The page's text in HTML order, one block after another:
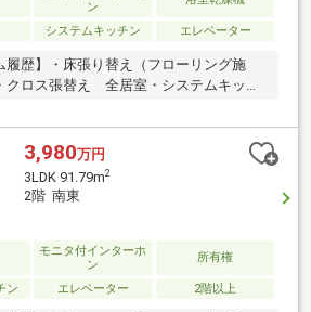
ン
システムキッチン エレベーター
履歴】・床張り替え（フローリング施
クロス張替え 全居室・システムキッチ
ランドキッチン）・ユニットバス・ト
アを含む建具交換 等
】■京急ストア・・・約100m（約2
ニ（セブンイレブン）・・・約100m（約
ドラック・・約400m（約5分）□一色小
360m（約5分）■葉山中学校・・・約
分）□一色海岸・・・・約630m（約8分）
3,980万円
3LDK 91.79m2
2階 南東
モニタ付インターホ
ン
所有権
ン エレベーター 2階以上